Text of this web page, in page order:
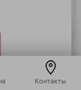
Контакты